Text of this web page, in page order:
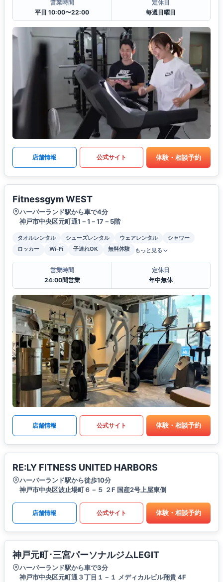
営業時間
平日 10:00〜22:00
定休日
毎週日曜日
店舗情報 公式サイト 体験・相談予約
Fitnessgym WEST
ハーバーランド駅から車で4分
神戸市中央区元町通1－1－17－5階
タオルレンタル シューズレンタル ウェアレンタル
シャワー
ロッカー
Wi-Fi 子連れOK 無料体験 もっと見る
営業時間
24:00間営業
定休日
年中無休
店舗情報 公式サイト 体験・相談予約
RE:LY FITNESS UNITED HARBORS
ハーバーランド駅から徒歩10分
神戸市中央区波止場町６－５ ２F 国産2号上屋東側
店舗情報 公式サイト 体験・相談予約
神戸元町･三宮パーソナルジムLEGIT
ハーバーランド駅から車で3分
神戸市中央区元町通３丁目１－１ メディカルビル翔貴 4F